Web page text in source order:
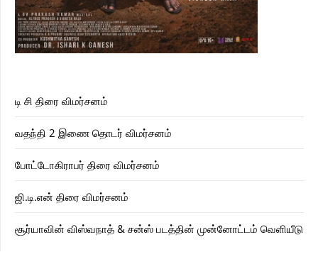
டி சி திரை விமர்சனம்
வதந்தி 2 இணை தொடர் விமர்சனம்
போட்டோகிராபர் திரை விமர்சனம்
ஜி.டி.என் திரை விமர்சனம்
சூர்யாவின் விஸ்வநாத் & சன்ஸ் படத்தின் முன்னோட்டம் வெளியீடு